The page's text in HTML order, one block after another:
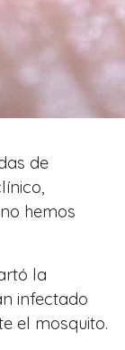
de
hemos
la
infectado
el mosquito.